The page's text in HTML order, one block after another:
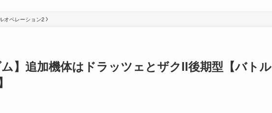
オペレーション2
ム】追加機体はドラッツェとザクII後期型【バトル